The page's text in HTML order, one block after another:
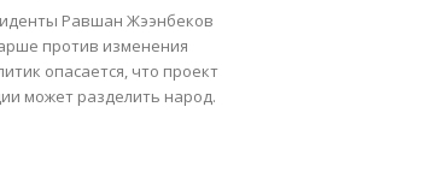
Равшан Жээнбеков
против изменения
опасается, что проект
может разделить народ.